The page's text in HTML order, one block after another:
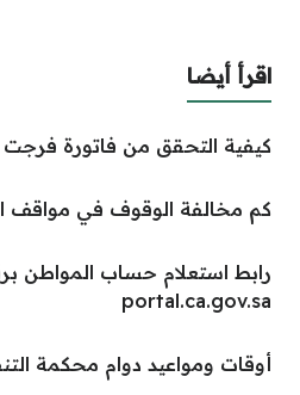
اقرأ أيضا
كيفية التحقق من فاتورة فرجت
كم مخالفة الوقوف في مواقف
رابط استعلام حساب المواطن
portal.ca.gov.sa
أوقات ومواعيد دوام محكمة